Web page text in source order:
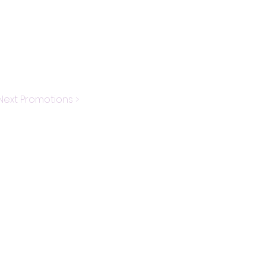
Promotions >